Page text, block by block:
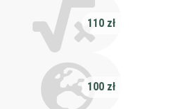
110 zł
100 zł